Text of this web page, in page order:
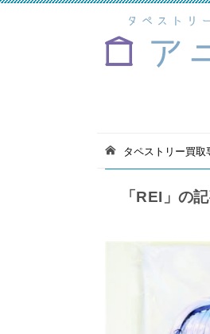
タペストリー買取
「REI」の